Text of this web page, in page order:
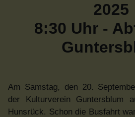
2025
8:30 Uhr -
Am Samstag, den 20.
der Kulturverein Guntersblum
Hunsrück. Schon die Busfahrt